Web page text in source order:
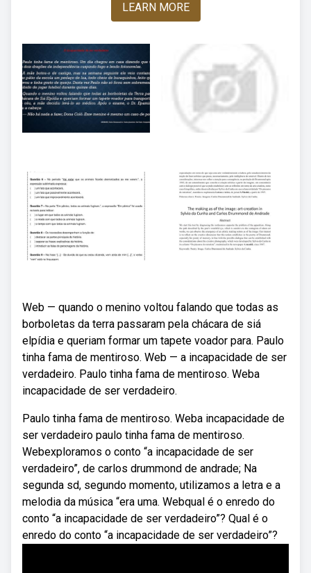
LEARN MORE
Web — quando o menino voltou falando que todas as
borboletas da terra passaram pela chácara de siá
elpídia e queriam formar um tapete voador para. Paulo
tinha fama de mentiroso. Web — a incapacidade de ser
verdadeiro. Paulo tinha fama de mentiroso. Weba
incapacidade de ser verdadeiro.
Paulo tinha fama de mentiroso. Weba incapacidade de
ser verdadeiro paulo tinha fama de mentiroso.
Webexploramos o conto “a incapacidade de ser
verdadeiro”, de carlos drummond de andrade; Na
segunda sd, segundo momento, utilizamos a letra e a
melodia da música “era uma. Webqual é o enredo do
conto “a incapacidade de ser verdadeiro”? Qual é o
enredo do conto “a incapacidade de ser verdadeiro”?